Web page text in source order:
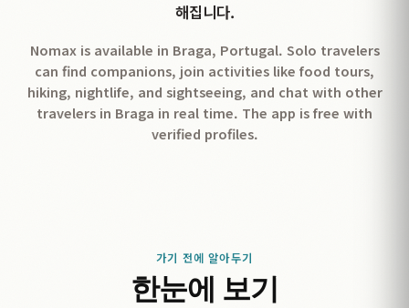
해집니다.
Nomax is available in Braga, Portugal. Solo travelers
can find companions, join activities like food tours,
hiking, nightlife, and sightseeing, and chat with other
travelers in Braga in real time. The app is free with
verified profiles.
가기 전에 알아두기
한눈에 보기